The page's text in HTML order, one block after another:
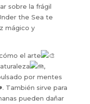
sobre la frágil
the Sea te
mágico y
el arte
,
por mentes
. También sirve para
pueden dañar